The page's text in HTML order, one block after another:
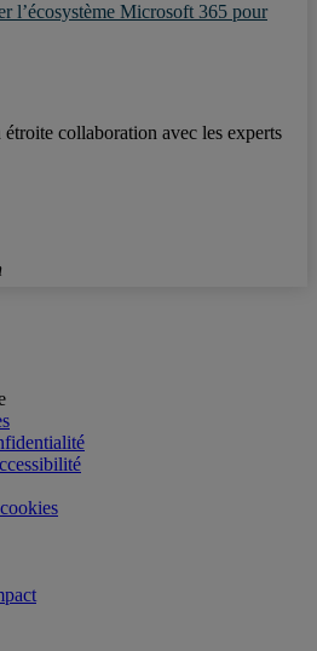
l’écosystème Microsoft 365 pour
collaboration avec les experts